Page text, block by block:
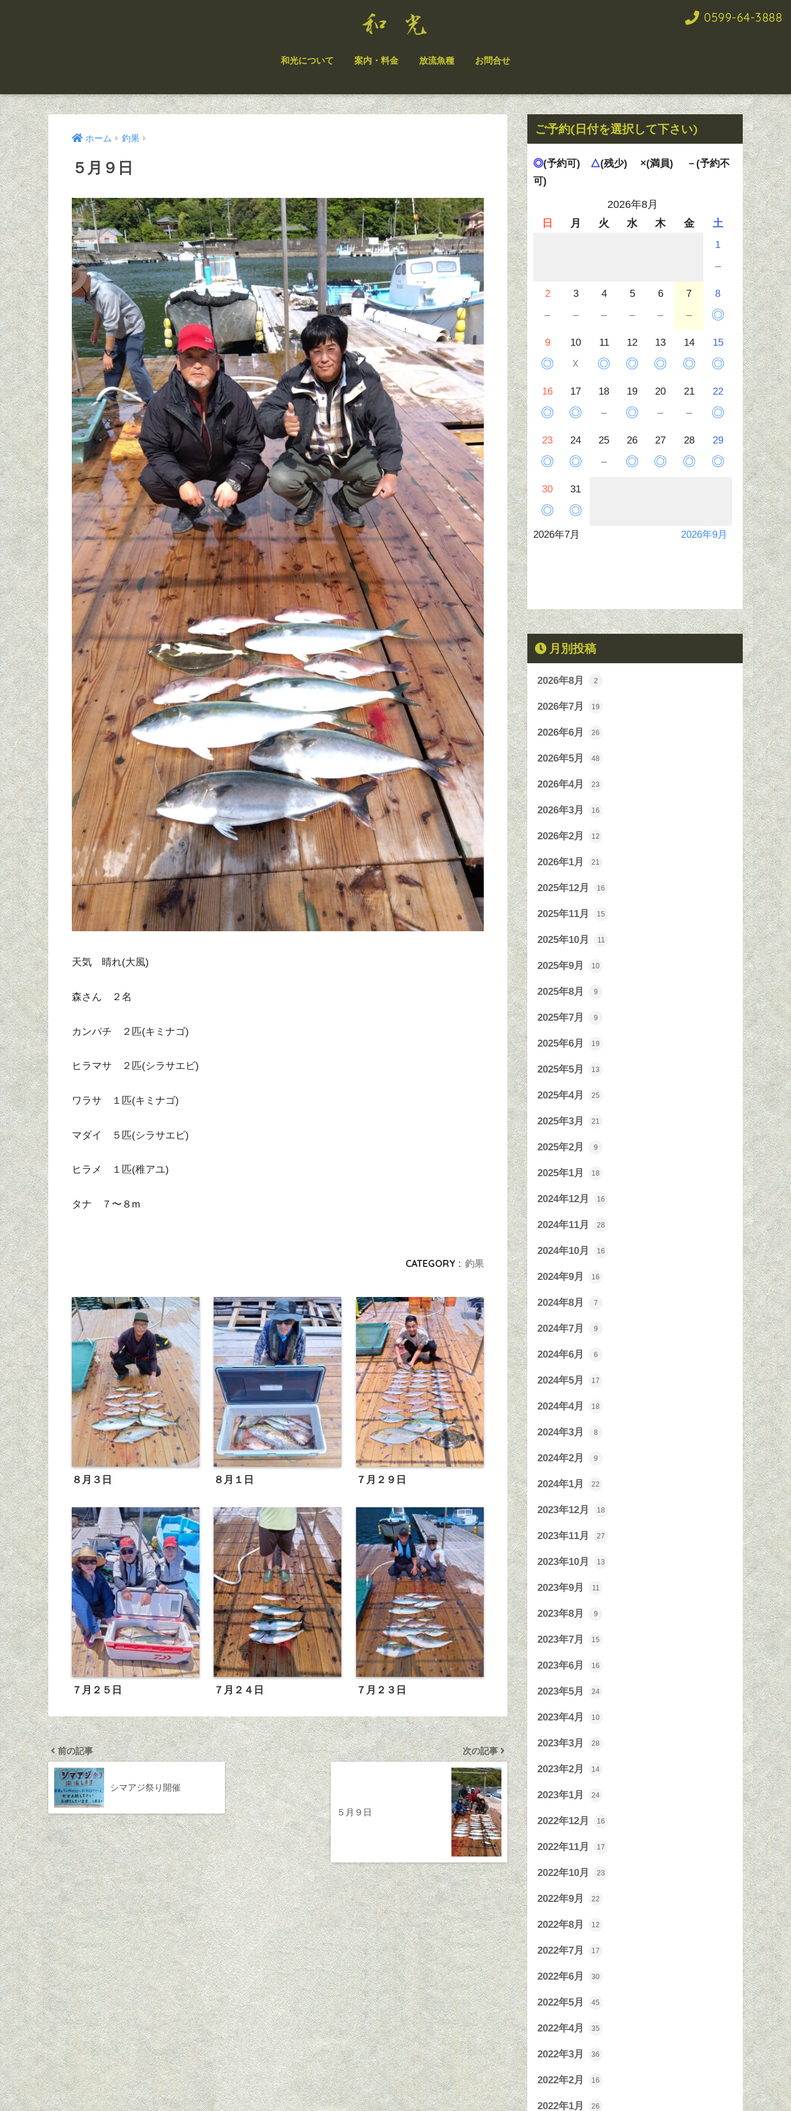
和光について 案内・料金 放流魚種 お問合せ
0599-64-3888
ホーム 釣果
５月９日
天気 晴れ(大風)
森さん ２名
カンパチ ２匹(キミナゴ)
ヒラマサ ２匹(シラサエビ)
ワラサ １匹(キミナゴ)
マダイ ５匹(シラサエビ)
ヒラメ １匹(稚アユ)
タナ ７〜８m
CATEGORY : 釣果
８月３日 ８月１日 ７月２９日
７月２５日 ７月２４日 ７月２３日
前の記事
シマアジ祭り開催
次の記事
５月９日
ご予約(日付を選択して下さい)
◎(予約可) △(残少) ×(満員)
－(予約不
可)
2026年8月
日
月 火 水 木 金 土
1
－
2
－
3
－
4
－
5
－
6
－
7
－
8
◎
9
◎
10
☓
11
◎
12
◎
13
◎
14
◎
15
◎
16
◎
17
◎
18
－
19
◎
20
－
21
－
22
◎
23
◎
24
◎
25
－
26
◎
27
◎
28
◎
29
◎
30
◎
31
◎
2026年7月 2026年9月
月別投稿
2026年8月 2
2026年7月 19
2026年6月 26
2026年5月 48
2026年4月 23
2026年3月 16
2026年2月 12
2026年1月 21
2025年12月 16
2025年11月 15
2025年10月 11
2025年9月 10
2025年8月 9
2025年7月 9
2025年6月 19
2025年5月 13
2025年4月 25
2025年3月 21
2025年2月 9
2025年1月 18
2024年12月 16
2024年11月 28
2024年10月 16
2024年9月 16
2024年8月 7
2024年7月 9
2024年6月 6
2024年5月 17
2024年4月 18
2024年3月 8
2024年2月 9
2024年1月 22
2023年12月 18
2023年11月 27
2023年10月 13
2023年9月 11
2023年8月 9
2023年7月 15
2023年6月 16
2023年5月 24
2023年4月 10
2023年3月 28
2023年2月 14
2023年1月 24
2022年12月 16
2022年11月 17
2022年10月 23
2022年9月 22
2022年8月 12
2022年7月 17
2022年6月 30
2022年5月 45
2022年4月 35
2022年3月 36
2022年2月 16
2022年1月 26